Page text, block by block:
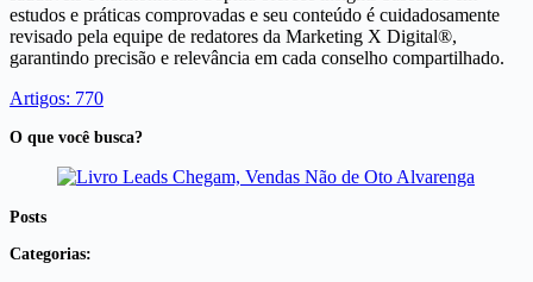
estudos e práticas comprovadas e seu conteúdo é cuidadosamente
revisado pela equipe de redatores da Marketing X Digital®,
garantindo precisão e relevância em cada conselho compartilhado.
Artigos: 770
O que você busca?
Posts
Categorias: